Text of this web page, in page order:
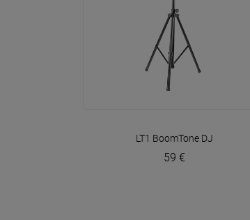
VOIR EN DÉTAIL
LT1 BoomTone DJ
59 €